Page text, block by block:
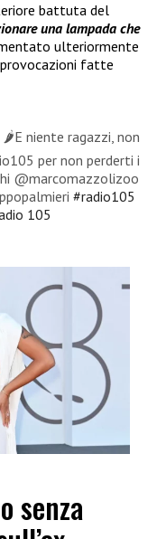
battuta del
una lampada che
ulteriormente
fatte
niente ragazzi, non
per non perderti i
@marcomazzolizoo
#radio105
105
senza